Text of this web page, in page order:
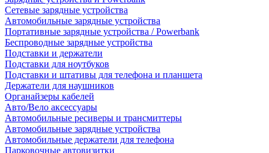
Сетевые зарядные устройства
Автомобильные зарядные устройства
Портативные зарядные устройства / Powerbank
Беспроводные зарядные устройства
Подставки и держатели
Подставки для ноутбуков
Подставки и штативы для телефона и планшета
Держатели для наушников
Органайзеры кабелей
Авто/Вело аксессуары
Автомобильные ресиверы и трансмиттеры
Автомобильные зарядные устройства
Автомобильные держатели для телефона
Парковочные автовизитки